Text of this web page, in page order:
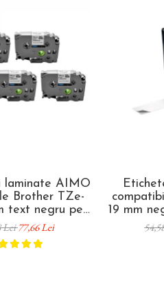
laminate AIMO
Brother TZe-
text negru pe
identificare
și
profesională
Lei77,66 Lei
19 mm